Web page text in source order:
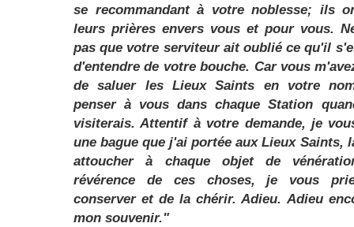
se recommandant à votre noblesse; ils
leurs prières envers vous et pour vous.
pas que votre serviteur ait oublié ce qu'il
d'entendre de votre bouche. Car vous
de saluer les Lieux Saints en votre
penser à vous dans chaque Station
visiterais. Attentif à votre demande, je
une bague que j'ai portée aux Lieux Saints,
attoucher à chaque objet de
révérence de ces choses, je vous
conserver et de la chérir. Adieu. Adieu
mon souvenir."